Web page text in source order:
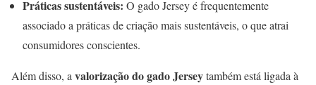
Práticas sustentáveis: O gado Jersey é frequentemente
associado a práticas de criação mais sustentáveis, o que atrai
consumidores conscientes.
Além disso, avalorização do gado Jerseytambém está ligada à